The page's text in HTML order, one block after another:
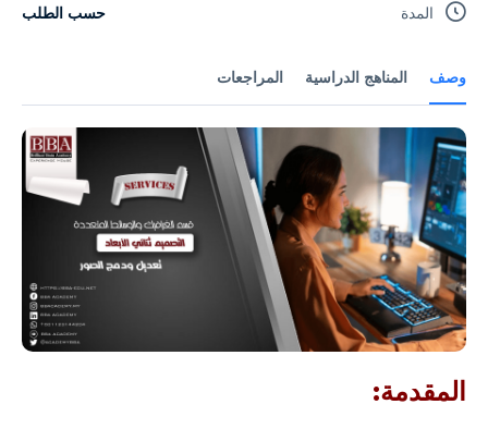
وصف المناهج الدراسية المراجعات
المقدمة:
المدة حسب الطلب